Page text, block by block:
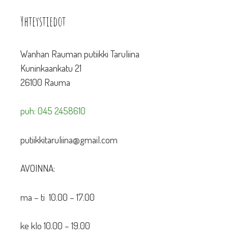
Yhteystiedot
Wanhan Rauman putiikki Taruliina
Kuninkaankatu 21
26100 Rauma
puh: 045 2458610
putiikkitaruliina@gmail.com
AVOINNA:
ma – ti 10.00 – 17.00
ke klo 10.00 – 19.00